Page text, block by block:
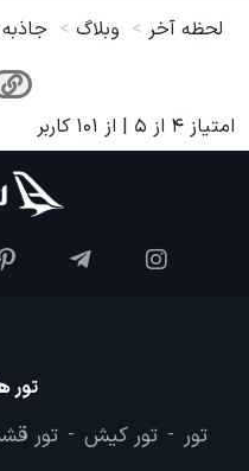
لحظه آخر وبلاگ
امتیاز4 از5| از101 کاربر
تور
تور تور کیش تور